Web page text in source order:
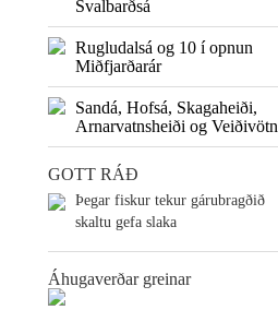
Svalbarðsá
Rugludalsá og 10 í opnun
Miðfjarðarár
Sandá, Hofsá, Skagaheiði,
Arnarvatnsheiði og Veiðivötn
GOTT RÁÐ
Þegar fiskur tekur gárubragðið
skaltu gefa slaka
Áhugaverðar greinar